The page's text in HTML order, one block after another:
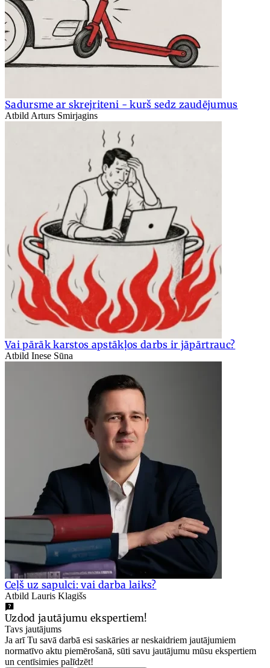
Sadursme ar skrejriteni - kurš sedz zaudējumus
Atbild Arturs Smirjagins
Vai pārāk karstos apstākļos darbs ir jāpārtrauc?
Atbild Inese Sūna
Ceļš uz sapulci: vai darba laiks?
Atbild Lauris Klagišs
Uzdod jautājumu ekspertiem!
Tavs jautājums
Ja arī Tu savā darbā esi saskāries ar neskaidriem jautājumiem
normatīvo aktu piemērošanā, sūti savu jautājumu mūsu ekspertiem
un centīsimies palīdzēt!